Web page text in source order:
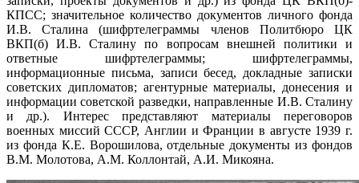
КПСС; значительное количество документов личного фонда
И.В. Сталина (шифртелеграммы членов Политбюро ЦК
ВКП(б) И.В. Сталину по вопросам внешней политики и
ответные шифртелеграммы; шифртелеграммы,
информационные письма, записи бесед, докладные записки
советских дипломатов; агентурные материалы, донесения и
информации советской разведки, направленные И.В. Сталину
и др.). Интерес представляют материалы переговоров
военных миссий СССР, Англии и Франции в августе 1939 г.
из фонда К.Е. Ворошилова, отдельные документы из фондов
В.М. Молотова, А.М. Коллонтай, А.И. Микояна.